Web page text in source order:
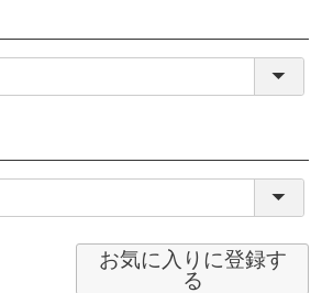
お気に入りに登録す
る